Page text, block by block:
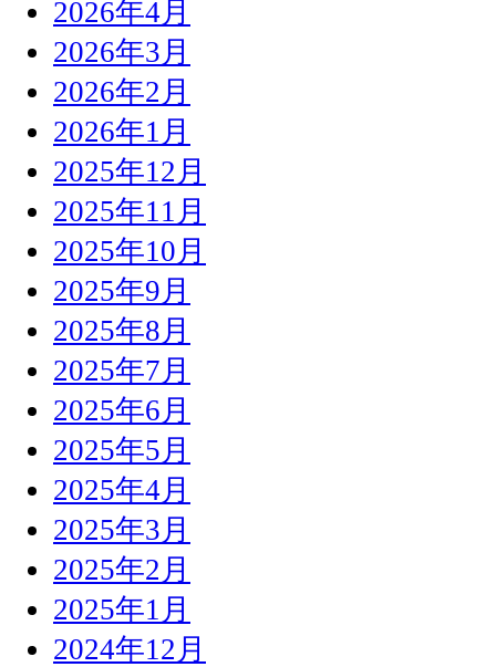
2026年4月
2026年3月
2026年2月
2026年1月
2025年12月
2025年11月
2025年10月
2025年9月
2025年8月
2025年7月
2025年6月
2025年5月
2025年4月
2025年3月
2025年2月
2025年1月
2024年12月